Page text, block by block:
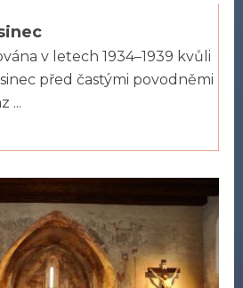
v letech 1934–1939 kvůli
před častými povodněmi
...